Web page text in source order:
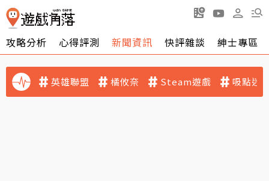
攻略分析 心得評測 新聞資訊 快評雜談 紳士專區
英雄聯盟 橘攸奈 Steam遊戲 吸點迷